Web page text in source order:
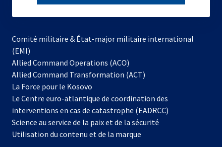
Comité militaire & État-major militaire international
(EMI)
Allied Command Operations (ACO)
dans
nouvel
onglet
Allied Command Transformation (ACT)
La Force pour le Kosovo
dans
un
nouvel
onglet
Le Centre euro-atlantique de coordination des
interventions en cas de catastrophe (EADRCC)
Science au service de la paix et de la sécurité
Utilisation du contenu et de la marque